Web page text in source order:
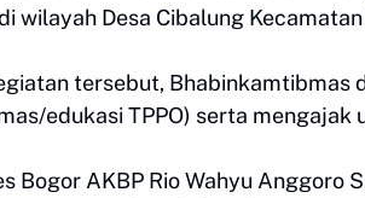
wilayah Desa Cibalung
tersebut, Bhabinkamtibmas
edukasi TPPO) serta
Bogor AKBP Rio Wahyu Anggoro